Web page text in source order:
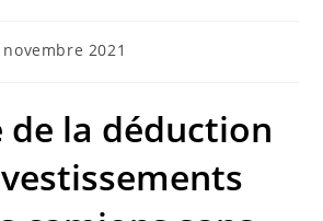
novembre 2021
de la déduction